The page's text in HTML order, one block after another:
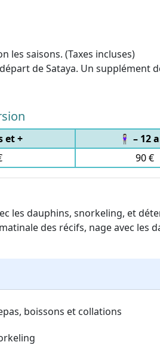
les saisons. (Taxes incluses)
de Sataya. Un supplément
et + 🧍🏻‍♀️ – 12
90 €
les dauphins, snorkeling, et
des récifs, nage avec les
boissons et collations